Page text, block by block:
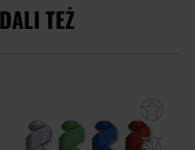
TEŻ